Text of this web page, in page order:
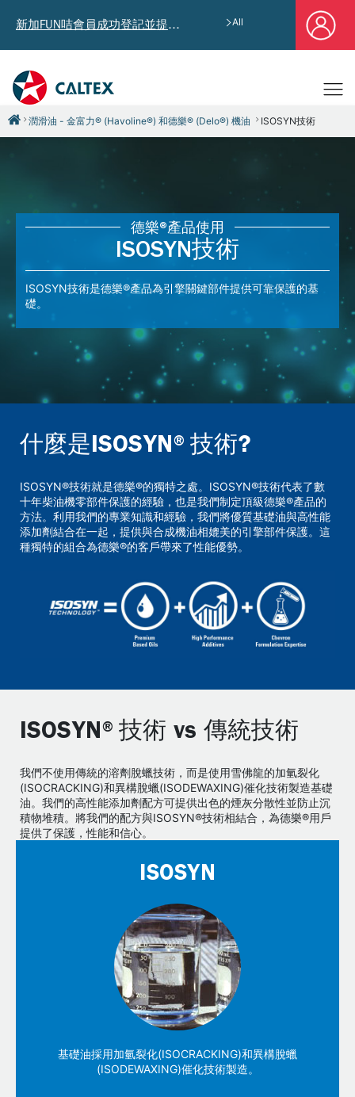
新加FUN咭會員成功登記並提供郵寄地址，即享獨家迎新汽油優惠券禮總值HK$4,640! All
潤滑油 - 金富力® (Havoline®) 和德樂® (Delo®) 機油 ISOSYN技術
德樂®產品使用
ISOSYN技術
ISOSYN技術是德樂®產品為引擎關鍵部件提供可靠保護的基
礎。
什麼是ISOSYN®技術?
ISOSYN®技術就是德樂®的獨特之處。ISOSYN®技術代表了數
十年柴油機零部件保護的經驗，也是我們制定頂級德樂®產品的
方法。利用我們的專業知識和經驗，我們將優質基礎油與高性能
添加劑結合在一起，提供與合成機油相媲美的引擎部件保護。這
種獨特的組合為德樂®的客戶帶來了性能優勢。
ISOSYN®技術 vs 傳統技術
我們不使用傳統的溶劑脫蠟技術，而是使用雪佛龍的加氫裂化
(ISOCRACKING)和異構脫蠟(ISODEWAXING)催化技術製造基礎
油。我們的高性能添加劑配方可提供出色的煙灰分散性並防止沉
積物堆積。將我們的配​​方與ISOSYN®技術相結合，為德樂®用戶
提供了保護，性能和信心。
ISOSYN
基礎油採用加氫裂化(ISOCRACKING)和異構脫蠟
(ISODEWAXING)催化技術製造。